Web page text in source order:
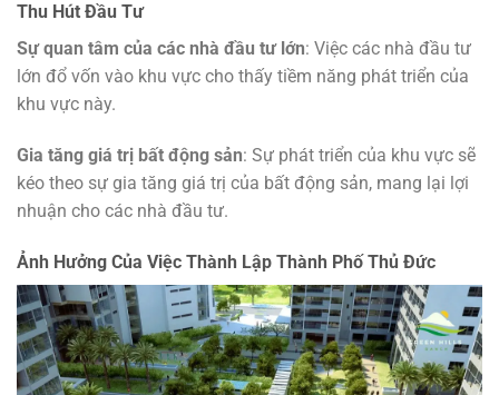
Thu Hút Đầu Tư
Sự quan tâm của các nhà đầu tư lớn: Việc các nhà đầu tư
lớn đổ vốn vào khu vực cho thấy tiềm năng phát triển của
khu vực này.
Gia tăng giá trị bất động sản: Sự phát triển của khu vực sẽ
kéo theo sự gia tăng giá trị của bất động sản, mang lại lợi
nhuận cho các nhà đầu tư.
Ảnh Hưởng Của Việc Thành Lập Thành Phố Thủ Đức